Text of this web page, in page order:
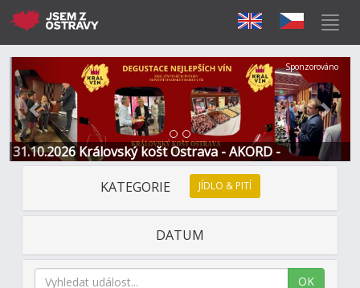
31.10.2026 Královský košt Ostrava - AKORD -
Restaurace a Hotel
Předchozí Další
Sponzorováno
KATEGORIE JÍDLO & PITÍ
DATUM
OK